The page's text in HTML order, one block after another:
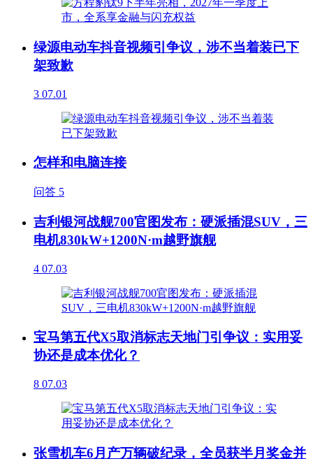
绿源电动车抖音视频引争议，涉不当着装已下
架致歉
3 07.01
怎样和电脑连接
问答 5
吉利银河战舰700官图发布：硬派插混SUV，三
电机830kW+1200N·m越野旗舰
4 07.03
宝马第五代X5取消标志天地门引争议：实用妥
协还是成本优化？
8 07.03
张雪机车6月产万辆破纪录，全员获半月奖金并